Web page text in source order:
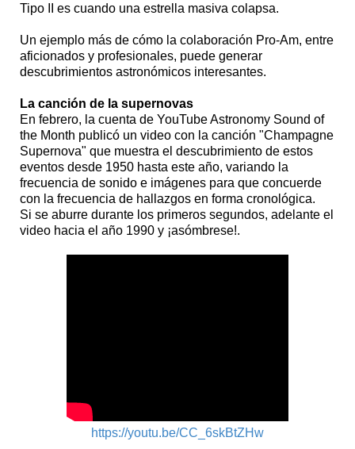
Tipo II es cuando una estrella masiva colapsa.
Un ejemplo más de cómo la colaboración Pro-Am, entre
aficionados y profesionales, puede generar
descubrimientos astronómicos interesantes.
La canción de la supernovas
En febrero, la cuenta de YouTube Astronomy Sound of
the Month publicó un video con la canción "Champagne
Supernova" que muestra el descubrimiento de estos
eventos desde 1950 hasta este año, variando la
frecuencia de sonido e imágenes para que concuerde
con la frecuencia de hallazgos en forma cronológica.
Si se aburre durante los primeros segundos, adelante el
video hacia el año 1990 y ¡asómbrese!.
https://youtu.be/CC_6skBtZHw